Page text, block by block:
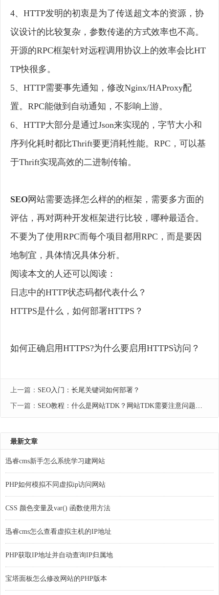
4、HTTP发明的初衷是为了传送超文本的资源，协
议设计的比较复杂，参数传递的方式效率也不高。
开源的RPC框架针对远程调用协议上的效率会比HT
TP快很多。
5、HTTP需要事先通知，修改Nginx/HAProxy配
置。RPC能做到自动通知，不影响上游。
6、HTTP大部分是通过Json来实现的，字节大小和
序列化耗时都比Thrift要更消耗性能。RPC，可以基
于Thrift实现高效的二进制传输。
SEO 网站需要选择怎么样的的框架，需要多方面的
评估，再对两种开发框架进行比较，哪种最适合。
不要为了使用RPC而每个项目都用RPC，而是要因
地制宜，具体情况具体分析。
阅读本文的人还可以阅读：
日志中的HTTP状态码都代表什么？
HTTPS是什么，如何部署HTTPS？
如何正确启用HTTPS?为什么要启用HTTPS访问？
上一篇： SEO入门：长尾关键词如何部署？
下一篇： SEO教程：什么是网站TDK？网站TDK需要注意问题有哪些
最新文章
迅睿cms新手怎么系统学习建网站
PHP如何模拟不同虚拟ip访问网站
CSS 颜色变量及var() 函数使用方法
迅睿cms怎么查看虚拟主机的IP地址
PHP获取IP地址并自动查询IP归属地
宝塔面板怎么修改网站的PHP版本